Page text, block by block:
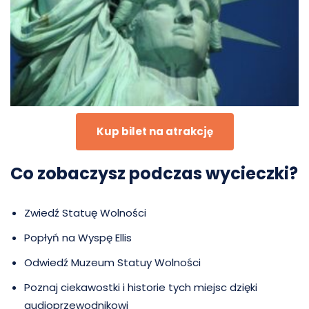
Kup bilet na atrakcję
Co zobaczysz podczas wycieczki?
Zwiedź Statuę Wolności
Popłyń na Wyspę Ellis
Odwiedź Muzeum Statuy Wolności
Poznaj ciekawostki i historie tych miejsc dzięki
audioprzewodnikowi